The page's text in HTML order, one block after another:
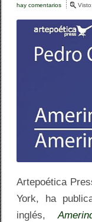
b
o
o
hay comentarios
A
M
R
I
A
M
E
D
A
N
Artepoética
York, ha
inglés,